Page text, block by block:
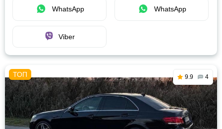
WhatsApp WhatsApp
Viber
9.9 4